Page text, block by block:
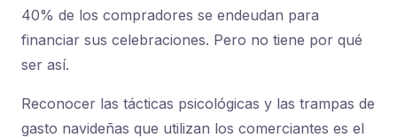
40% de los compradores se endeudan para
financiar sus celebraciones. Pero no tiene por qué
ser así.
Reconocer las tácticas psicológicas y las trampas de
gasto navideñas que utilizan los comerciantes es el